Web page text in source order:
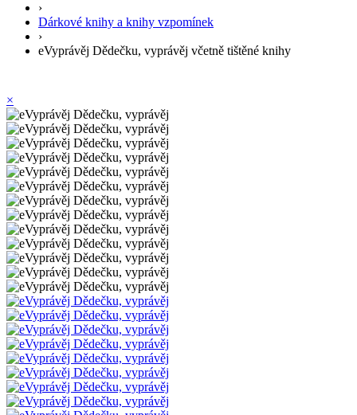
›
Dárkové knihy a knihy vzpomínek
›
eVyprávěj Dědečku, vyprávěj včetně tištěné knihy
×